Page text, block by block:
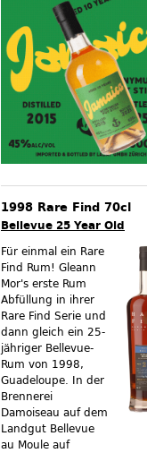
1998 Rare Find 70cl
Bellevue 25 Year Old
Für einmal ein Rare
Find Rum! Gleann
Mor's erste Rum
Abfüllung in ihrer
Rare Find Serie und
dann gleich ein 25-
jähriger Bellevue-
Rum von 1998,
Guadeloupe. In der
Brennerei
Damoiseau auf dem
Landgut Bellevue
au Moule auf